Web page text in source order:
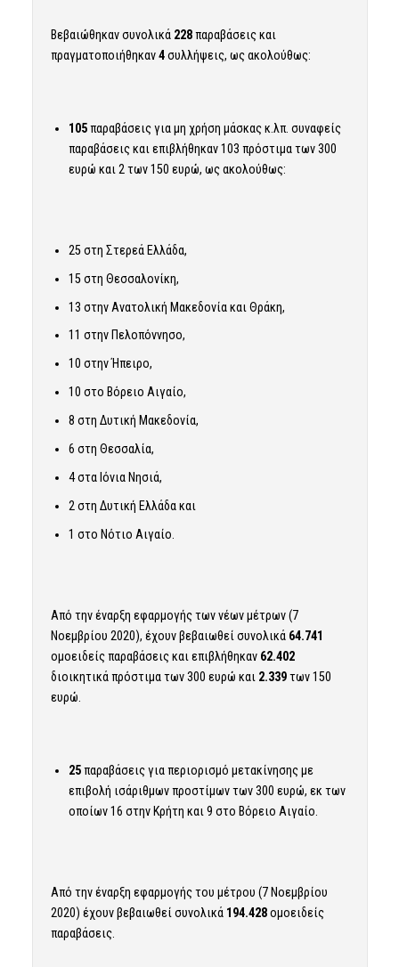
Βεβαιώθηκαν συνολικά 228παραβάσεις και
πραγματοποιήθηκαν4συλλήψεις, ως ακολούθως:
105παραβάσεις για μη χρήση μάσκας κ.λπ. συναφείς
παραβάσεις και επιβλήθηκαν 103 πρόστιμα των 300
ευρώ και 2 των 150 ευρώ, ως ακολούθως:
25 στη Στερεά Ελλάδα,
15 στη Θεσσαλονίκη,
13 στην Ανατολική Μακεδονία και Θράκη,
11 στην Πελοπόννησο,
10 στην Ήπειρο,
10 στο Βόρειο Αιγαίο,
8 στη Δυτική Μακεδονία,
6 στη Θεσσαλία,
4 στα Ιόνια Νησιά,
2 στη Δυτική Ελλάδα και
1 στο Νότιο Αιγαίο.
Από την έναρξη εφαρμογής των νέων μέτρων (7
Νοεμβρίου 2020), έχουν βεβαιωθεί συνολικά 64.741
ομοειδείς παραβάσεις και επιβλήθηκαν 62.402
διοικητικά πρόστιμα των 300 ευρώ και 2.339των 150
ευρώ.
25παραβάσεις για περιορισμό μετακίνησης με
επιβολή ισάριθμων προστίμων των 300 ευρώ, εκ των
οποίων 16 στην Κρήτη και 9 στο Βόρειο Αιγαίο.
Από την έναρξη εφαρμογής του μέτρου (7 Νοεμβρίου
2020) έχουν βεβαιωθεί συνολικά 194.428ομοειδείς
παραβάσεις.